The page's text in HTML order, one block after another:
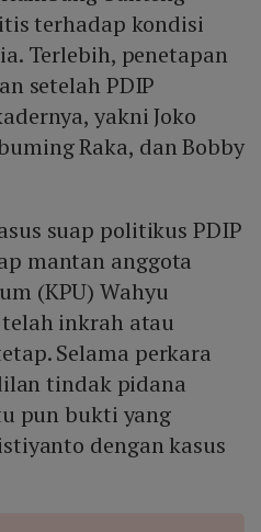
terhadap kondisi
Terlebih, penetapan
setelah PDIP
yakni Joko
Raka, dan Bobby
suap politikus PDIP
mantan anggota
(KPU) Wahyu
inkrah atau
Selama perkara
tindak pidana
pun bukti yang
dengan kasus